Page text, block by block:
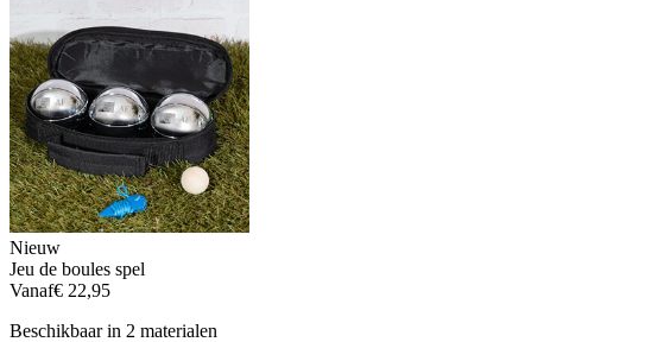
Nieuw
Jeu de boules spel
Vanaf€ 22,95
Beschikbaar in 2 materialen